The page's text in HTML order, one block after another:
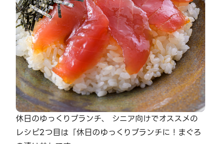
休日のゆっくりブランチ、 シニア向けでオススメの
レシピ2つ目は「休日のゆっくりブランチに！まぐろ